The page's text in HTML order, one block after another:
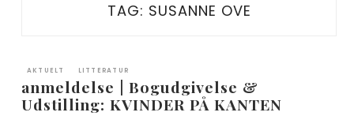
TAG: SUSANNE OVE
AKTUELT LITTERATUR
anmeldelse | Bogudgivelse &
Udstilling: KVINDER PÅ KANTEN